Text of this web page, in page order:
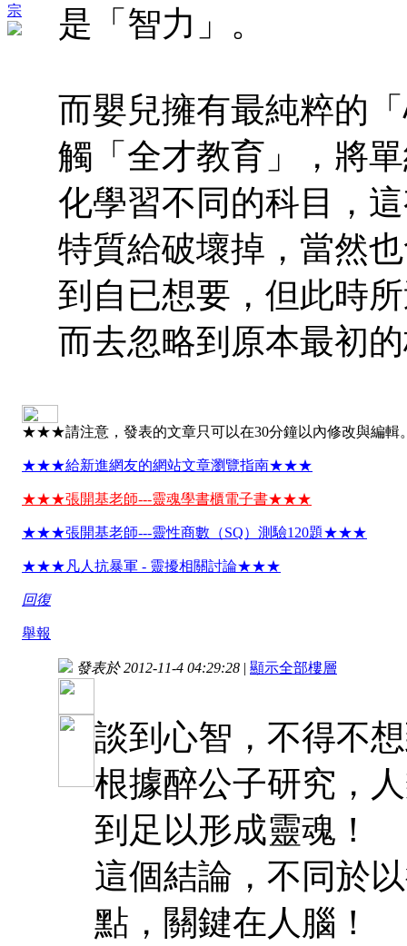
宗
是「智力」。
而嬰兒擁有最純粹的
觸「全才教育」，將
化學習不同的科目，
特質給破壞掉，當然
到自已想要，但此時
而去忽略到原本最初
★★★請注意，發表的文章只可以在30分鐘以內修改與編
★★★給新進網友的網站文章瀏覽指南★★★
★★★張開基老師---靈魂學書櫃電子書★★★
★★★張開基老師---靈性商數（SQ）測驗120題★★★
★★★凡人抗暴軍 - 靈擾相關討論★★★
回復
舉報
發表於 2012-11-4 04:29:28 | 顯示全部樓層
談到心智，不得不
根據醉公子研究，
到足以形成靈魂！
這個結論，不同於
點，關鍵在人腦！